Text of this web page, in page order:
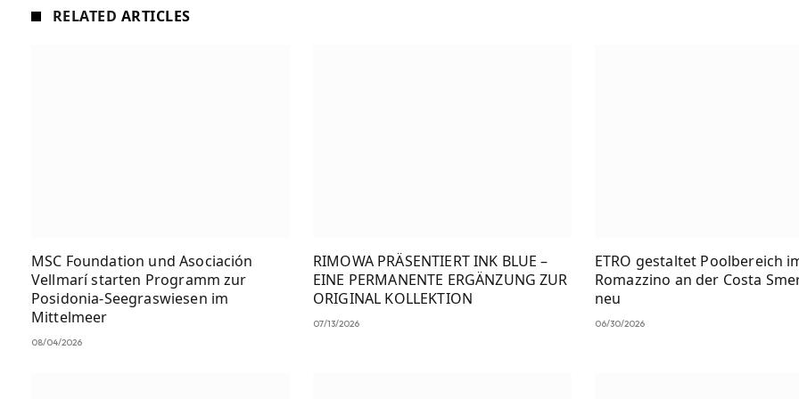
RELATED ARTICLES
MSC Foundation und Asociación
Vellmarí starten Programm zur
Posidonia-Seegraswiesen im
Mittelmeer
08/04/2026
RIMOWA PRÄSENTIERT INK BLUE –
EINE PERMANENTE ERGÄNZUNG ZUR
ORIGINAL KOLLEKTION
07/13/2026
ETRO gestaltet Poolbereich
Romazzino an der Costa
neu
06/30/2026